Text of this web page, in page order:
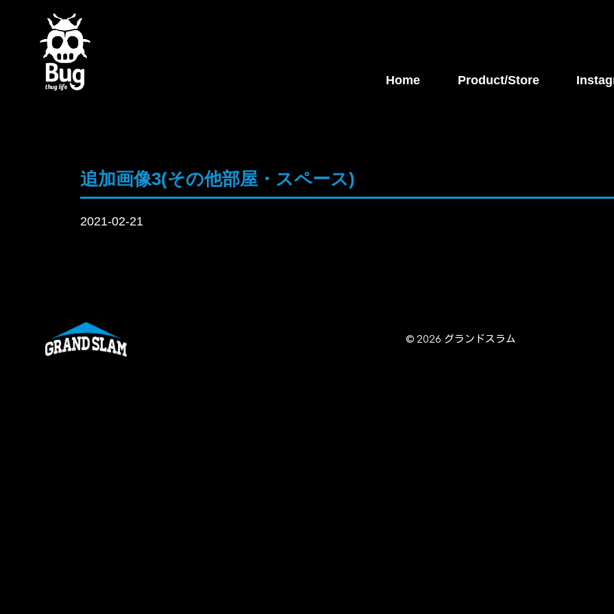
Home Product/Store
追加画像3(その他部屋・スペース)
2021-02-21
© 2026 グランドスラム